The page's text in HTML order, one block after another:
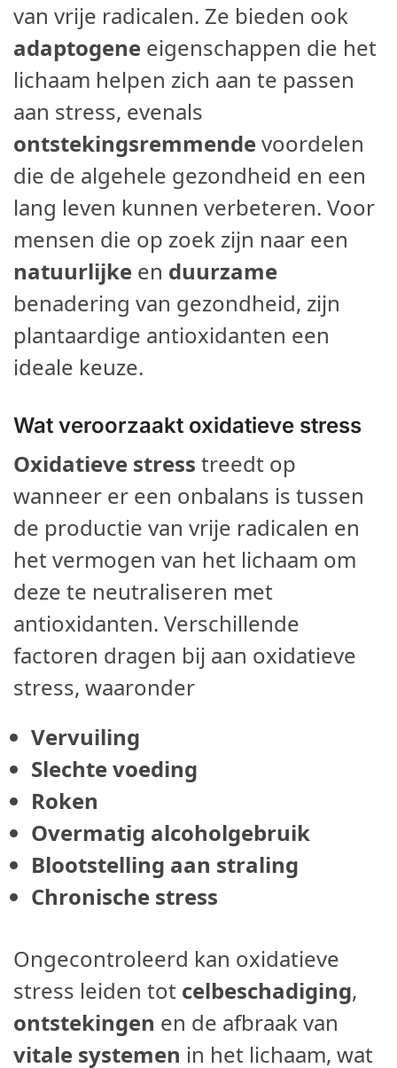
van vrije radicalen. Ze bieden ook
adaptogene eigenschappen die het
lichaam helpen zich aan te passen
aan stress, evenals
ontstekingsremmendevoordelen
die de algehele gezondheid en een
lang leven kunnen verbeteren. Voor
mensen die op zoek zijn naar een
natuurlijke en duurzame
benadering van gezondheid, zijn
plantaardige antioxidanten een
ideale keuze.
Wat veroorzaakt oxidatieve stress
Oxidatieve stress treedt op
wanneer er een onbalans is tussen
de productie van vrije radicalen en
het vermogen van het lichaam om
deze te neutraliseren met
antioxidanten. Verschillende
factoren dragen bij aan oxidatieve
stress, waaronder
Vervuiling
Slechte voeding
Roken
Overmatig alcoholgebruik
Blootstelling aan straling
Chronische stress
Ongecontroleerd kan oxidatieve
stress leiden tot celbeschadiging,
ontstekingen en de afbraak van
vitale systemen in het lichaam, wat